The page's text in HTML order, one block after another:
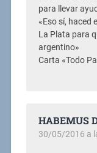
para llevar
«Eso sí, haced
La Plata para
argentino»
Carta «Todo
HABEMUS
30/05/2016 a